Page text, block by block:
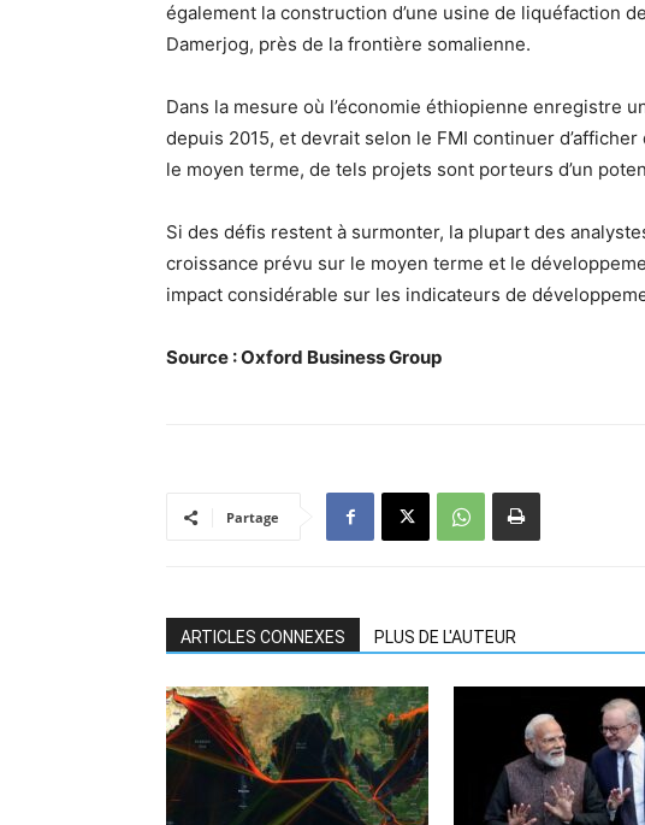
également la construction d’une usine de liquéfaction
Damerjog, près de la frontière somalienne.
Dans la mesure où l’économie éthiopienne enregistre
depuis 2015, et devrait selon le FMI continuer d’afficher
le moyen terme, de tels projets sont porteurs d’un
Si des défis restent à surmonter, la plupart des
croissance prévu sur le moyen terme et le
impact considérable sur les indicateurs de
Source : Oxford Business Group
Partage
ARTICLES CONNEXES PLUS DE L'AUTEUR